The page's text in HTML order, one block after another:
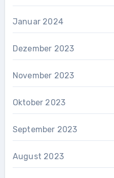
Januar 2024
Dezember 2023
November 2023
Oktober 2023
September 2023
August 2023